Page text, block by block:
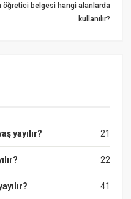
öğretici belgesi hangi alanlarda
kullanılır?
21
yayılır?
22
41